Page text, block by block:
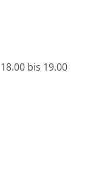
bis 19.00